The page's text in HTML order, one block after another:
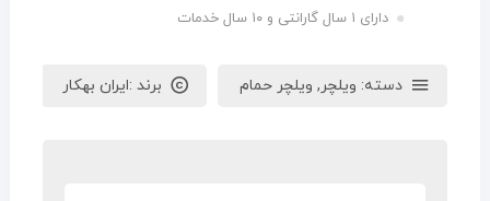
دارای ۱ سال گارانتی و ۱۰ سال خدمات
دسته: ویلچر, ویلچر حمام برند :ایران بهکار